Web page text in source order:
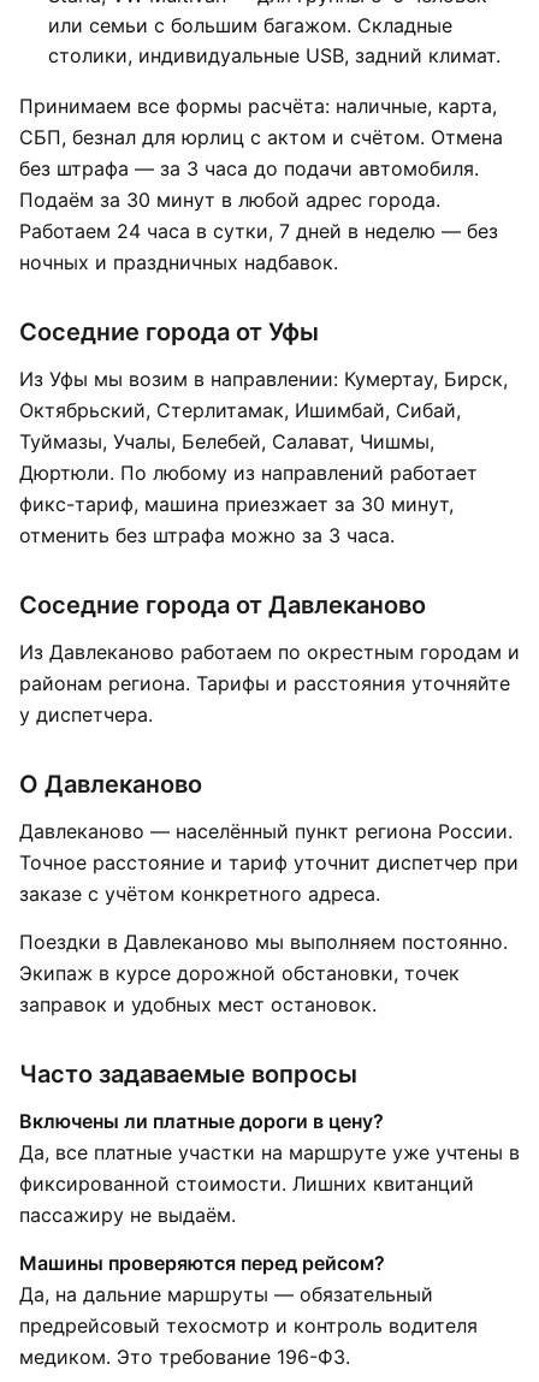
или семьи с большим багажом. Складные
столики, индивидуальные USB, задний климат.
Принимаем все формы расчёта: наличные, карта,
СБП, безнал для юрлиц с актом и счётом. Отмена
без штрафа — за 3 часа до подачи автомобиля.
Подаём за 30 минут в любой адрес города.
Работаем 24 часа в сутки, 7 дней в неделю — без
ночных и праздничных надбавок.
Соседние города от Уфы
Из Уфы мы возим в направлении: Кумертау, Бирск,
Октябрьский, Стерлитамак, Ишимбай, Сибай,
Туймазы, Учалы, Белебей, Салават, Чишмы,
Дюртюли. По любому из направлений работает
фикс-тариф, машина приезжает за 30 минут,
отменить без штрафа можно за 3 часа.
Соседние города от Давлеканово
Из Давлеканово работаем по окрестным городам и
районам региона. Тарифы и расстояния уточняйте
у диспетчера.
О Давлеканово
Давлеканово — населённый пункт региона России.
Точное расстояние и тариф уточнит диспетчер при
заказе с учётом конкретного адреса.
Поездки в Давлеканово мы выполняем постоянно.
Экипаж в курсе дорожной обстановки, точек
заправок и удобных мест остановок.
Часто задаваемые вопросы
Включены ли платные дороги в цену?
Да, все платные участки на маршруте уже учтены в
фиксированной стоимости. Лишних квитанций
пассажиру не выдаём.
Машины проверяются перед рейсом?
Да, на дальние маршруты — обязательный
предрейсовый техосмотр и контроль водителя
медиком. Это требование 196-ФЗ.